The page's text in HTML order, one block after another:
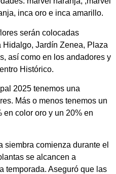
inca oro e inca amarillo.
serán colocadas
Jardín Zenea, Plaza
así como en los andadores y
Histórico.
2025 tenemos una
Más o menos tenemos un
en color oro y un 20% en
siembra comienza durante el
se alcancen a
temporada. Aseguró que las